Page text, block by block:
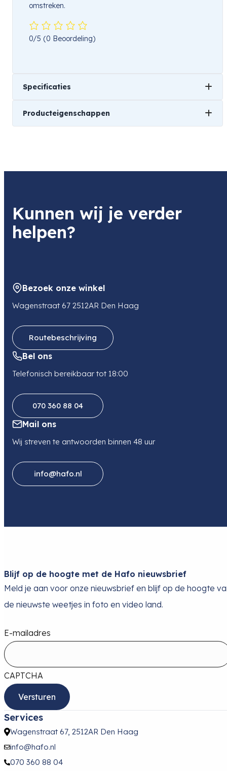
omstreken.
0/5 (0 Beoordeling)
Specificaties
Gewicht
Producteigenschappen
Smallrig
Toebehoren
Kunnen wij je verder
helpen?
Bezoek onze winkel
Wagenstraat 67 2512AR Den Haag
Routebeschrijving
Bel ons
Telefonisch bereikbaar tot 18:00
070 360 88 04
Mail ons
Wij streven te antwoorden binnen 48 uur
info@hafo.nl
Blijf op de hoogte met de Hafo nieuwsbrief
Meld je aan voor onze nieuwsbrief en blijf op de hoogte
de nieuwste weetjes in foto en video land.
E-mailadres
CAPTCHA
Services
Wagenstraat 67, 2512AR Den Haag
info@hafo.nl
070 360 88 04